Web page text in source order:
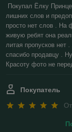
Покупал Ёлку
лишних слов и
просто нет слов . На
живую ребят она
литая пропусков нет
спасибо продавцу .
Красоту фото не
Покупатель